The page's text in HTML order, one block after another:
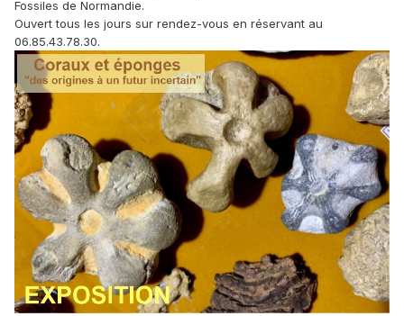
Fossiles de Normandie.
Ouvert tous les jours sur rendez-vous en réservant au
06.85.43.78.30.